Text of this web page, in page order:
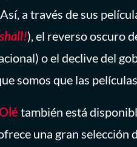
a través de sus
), el reverso oscuro
o el declive del
somos que las
también está
una gran selección